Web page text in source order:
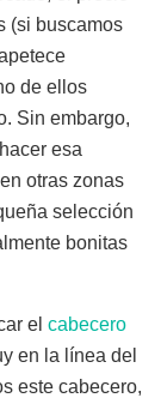
(si buscamos
de ellos
Sin embargo,
esa
otras zonas
selección
bonitas
el cabecero
en la línea del
este cabecero,